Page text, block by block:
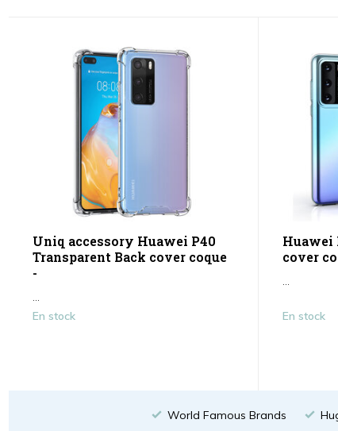
Uniq accessory Huawei P40
Transparent Back cover coque
-
...
En stock
Huawei
cover
...
En stock
World Famous Brands